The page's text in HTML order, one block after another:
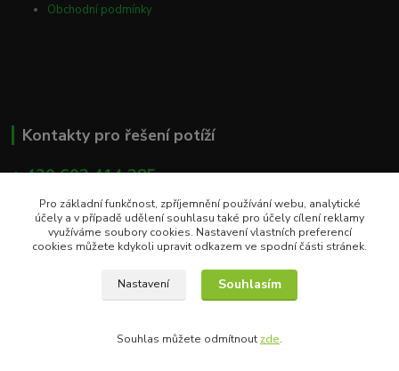
Obchodní podmínky
Kontakty pro řešení potíží
+ 420 603 414 385
info@eshop-apacare.cz
Pro základní funkčnost, zpříjemnění používání webu, analytické
účely a v případě udělení souhlasu také pro účely cílení reklamy
využíváme soubory cookies. Nastavení vlastních preferencí
cookies můžete kdykoli upravit odkazem ve spodní části stránek.
Nastavení Souhlasím
Souhlas můžete odmítnout zde.